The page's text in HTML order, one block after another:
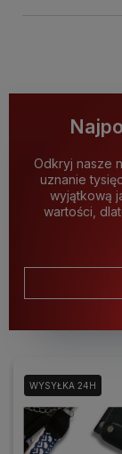
Odkryj nasze
uznanie
wyjątkową
wartości,
WYSYŁKA 24H